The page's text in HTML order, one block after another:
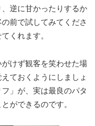
逆に甘かったりするか
前で試してみてくださ
くれます。
けず観客を笑わせた場
ておくようにしましょ
」が、実は最良のパタ
ができるのです。